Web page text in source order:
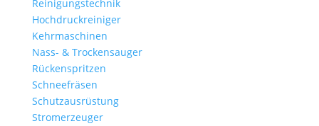
Reinigungstechnik
Hochdruckreiniger
Kehrmaschinen
Nass- & Trockensauger
Rückenspritzen
Schneefräsen
Schutzausrüstung
Stromerzeuger